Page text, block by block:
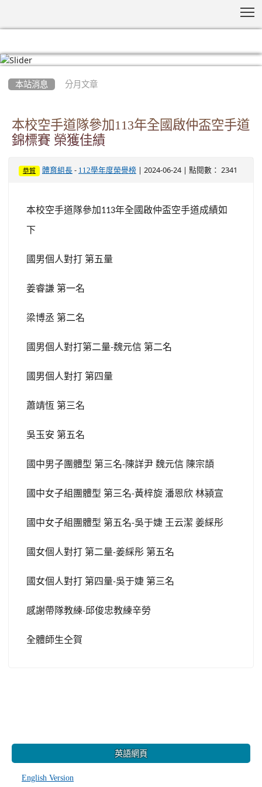
本站消息 分月文章
本校空手道隊參加113年全國啟仲盃空手道
錦標賽 榮獲佳績
恭賀 體育組長 - 112學年度榮譽榜 | 2024-06-24 | 點閱數： 2341
本校空手道隊參加113年全國啟仲盃空手道成績如
下
國男個人對打 第五量
姜睿謙 第一名
梁博丞 第二名
國男個人對打第二量-魏元信 第二名
國男個人對打 第四量
蕭靖恆 第三名
吳玉安 第五名
國中男子團體型 第三名-陳詳尹 魏元信 陳宗頡
國中女子組團體型 第三名-黃梓旋 潘恩欣 林潁宣
國中女子組團體型 第五名-吳于婕 王云潔 姜綵彤
國女個人對打 第二量-姜綵彤 第五名
國女個人對打 第四量-吳于婕 第三名
感謝帶隊教練-邱俊忠教練辛勞
全體師生仝賀
英語網頁
English Version